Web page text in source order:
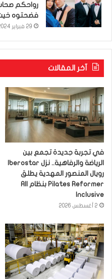
رواحكم
فضحتوه
29 فبراير 2024
آخر المقالات
في تجربة جديدة تجمع بين
رويال المنصور المهدية يطلق
Pilates Reformer بنظام All
Inclusive
2 أغسطس 2026